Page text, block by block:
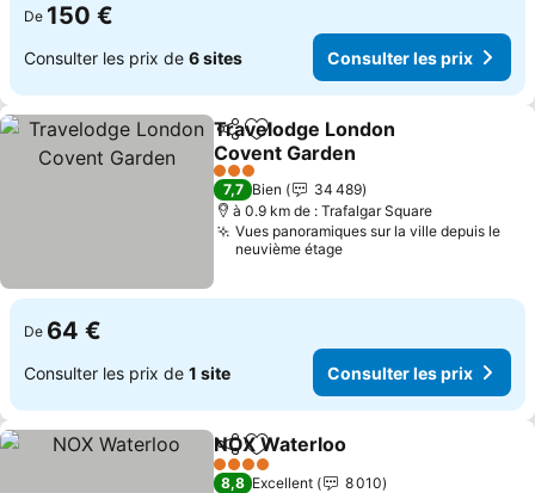
De 150 €
Consulter les prix de 6 sites Consulter les prix
PartagerAjouter à mes favoris
Travelodge London
Covent Garden
Consulter les prix
3 Étoiles
7,7 Bien
34 489
à 0.9 km de : Trafalgar Square
Vues panoramiques sur la ville depuis le
neuvième étage
De 64 €
Consulter les prix de 1 site Consulter les prix
PartagerAjouter à mes favoris
NOX Waterloo
4 Étoiles
8,8 Excellent
8 010